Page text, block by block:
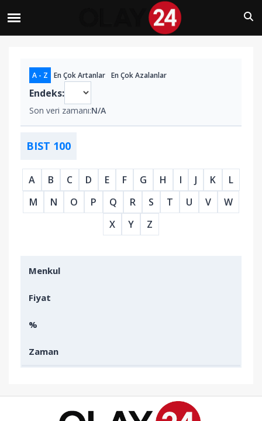
A - Z En Çok Artanlar En Çok Azalanlar
Endeks:
Son veri zamanı:N/A
BIST 100
A B C D E F G H I J K
L
M
N O P Q R S T U V
W
X
Y Z
Menkul
Fiyat
%
Zaman